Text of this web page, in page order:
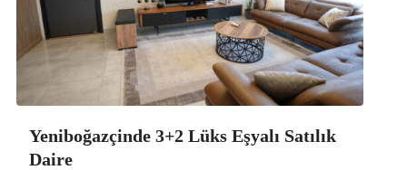
Yeniboğazçinde 3+2 Lüks Eşyalı Satılık
Daire